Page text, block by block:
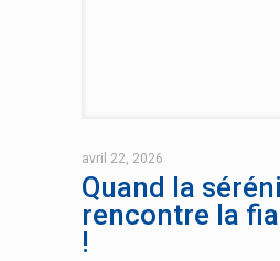
avril 22, 2026
Quand la
rencontre la
!